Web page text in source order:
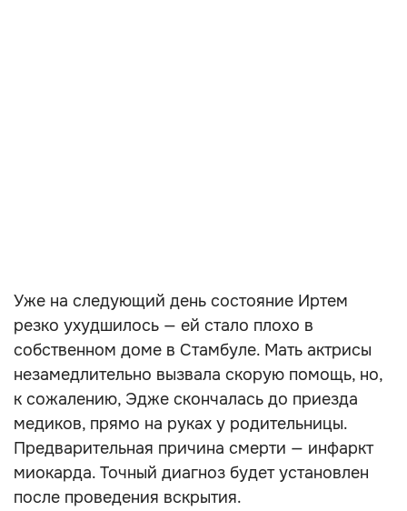
Уже на следующий день состояние Иртем
резко ухудшилось — ей стало плохо в
собственном доме в Стамбуле. Мать актрисы
незамедлительно вызвала скорую помощь, но,
к сожалению, Эдже скончалась до приезда
медиков, прямо на руках у родительницы.
Предварительная причина смерти — инфаркт
миокарда. Точный диагноз будет установлен
после проведения вскрытия.